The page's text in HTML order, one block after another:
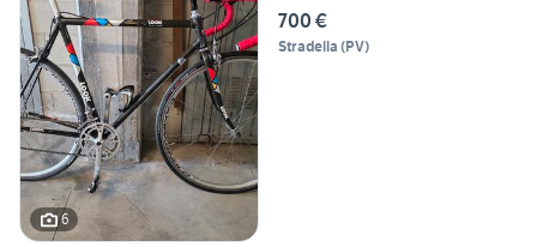
6
700 €
Stradella (PV)